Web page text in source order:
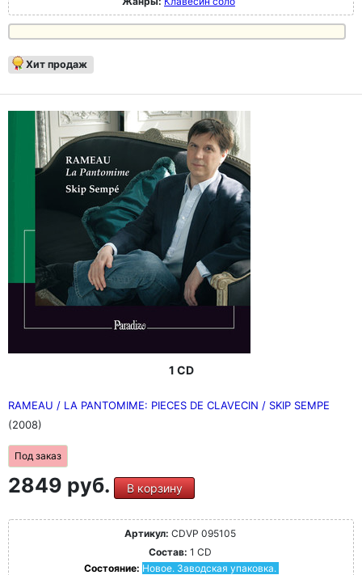
Хит продаж
1 CD
RAMEAU / LA PANTOMIME: PIECES DE CLAVECIN / SKIP SEMPE
(2008)
Под заказ
2849 руб. В корзину
Артикул: CDVP 095105
Состав: 1 CD
Состояние: Новое. Заводская упаковка.